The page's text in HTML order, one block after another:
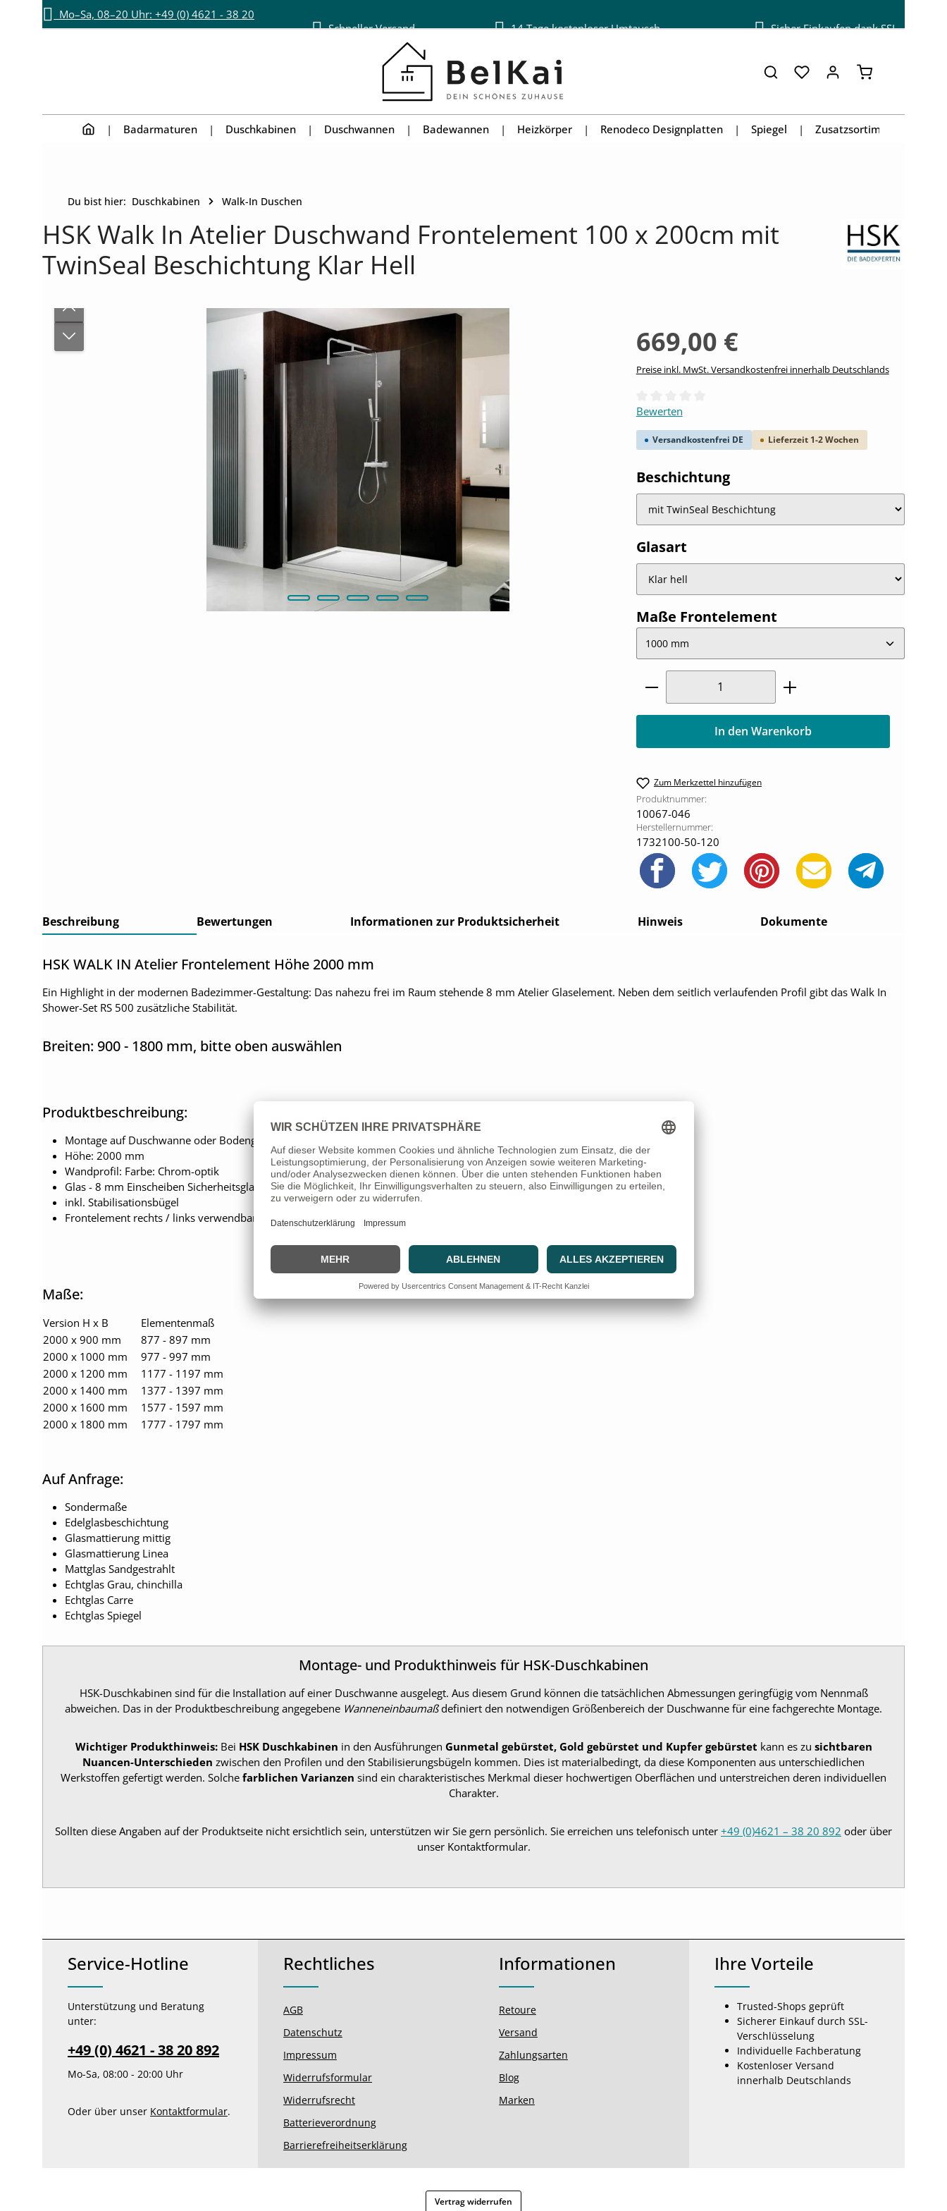
Zum Hauptinhalt springen
Zur Hauptnavigation springen
Mo–Sa, 08–20 Uhr: +49 (0) 4621 - 38 20
Schneller Versand 14 Tage kostenloser Umtausch Sicher Einkaufen dank SSL
Warenkorb
Badarmaturen Duschkabinen Duschwannen Badewannen Heizkörper Renodeco Designplatten Spiegel Zusatzsortiment
Du bist hier: Duschkabinen Walk-In Duschen
HSK Walk In Atelier Duschwand Frontelement 100 x 200cm mit
TwinSeal Beschichtung Klar Hell
669,00 €
Preise inkl. MwSt. Versandkostenfrei innerhalb Deutschlands
Durchschnittliche Bewertung von 0 von 5 Sternen
Bewerten
Versandkostenfrei DE Lieferzeit 1-2 Wochen
Beschichtungauswählen
Glasartauswählen
Maße Frontelementauswählen
Produkt Anzahl: Gib den
In den Warenkorb
Zum Merkzettel hinzufügen
Produktnummer:
10067-046
Herstellernummer:
1732100-50-120
Beschreibung Bewertungen Informationen zur Produktsicherheit Hinweis Dokumente
HSK WALK IN Atelier Frontelement Höhe 2000 mm
Ein Highlight in der modernen Badezimmer-Gestaltung: Das nahezu frei im Raum stehende 8 mm Atelier Glaselement. Neben dem seitlich verlaufenden Profil gibt das Walk In
Shower-Set RS 500 zusätzliche Stabilität.
Breiten: 900 - 1800 mm, bitte oben auswählen
Produktbeschreibung:
Montage auf Duschwanne oder Bodengleich
Höhe: 2000 mm
Wandprofil: Farbe: Chrom-optik
Glas - 8 mm Einscheiben Sicherheitsglas
inkl. Stabilisationsbügel
Frontelement rechts / links verwendbar
Maße:
Version H x B
Elementenmaß
2000 x 900 mm
877 - 897 mm
2000 x 1000 mm
977 - 997 mm
2000 x 1200 mm
1177 - 1197 mm
2000 x 1400 mm
1377 - 1397 mm
2000 x 1600 mm
1577 - 1597 mm
2000 x 1800 mm
1777 - 1797 mm
Auf Anfrage:
Sondermaße
Edelglasbeschichtung
Glasmattierung mittig
Glasmattierung Linea
Mattglas Sandgestrahlt
Echtglas Grau, chinchilla
Echtglas Carre
Echtglas Spiegel
Montage- und Produkthinweis für HSK-Duschkabinen
HSK-Duschkabinen sind für die Installation auf einer Duschwanne ausgelegt. Aus diesem Grund können die tatsächlichen Abmessungen geringfügig vom Nennmaß
abweichen. Das in der Produktbeschreibung angegebene Wanneneinbaumaßdefiniert den notwendigen Größenbereich der Duschwanne für eine fachgerechte Montage.
Wichtiger Produkthinweis:Bei HSK Duschkabinen in den Ausführungen Gunmetal gebürstet, Gold gebürstet und Kupfer gebürstet kann es zu sichtbaren
Nuancen-Unterschieden zwischen den Profilen und den Stabilisierungsbügeln kommen. Dies ist materialbedingt, da diese Komponenten aus unterschiedlichen
Werkstoffen gefertigt werden. Solche farblichen Varianzen sind ein charakteristisches Merkmal dieser hochwertigen Oberflächen und unterstreichen deren individuellen
Charakter.
Sollten diese Angaben auf der Produktseite nicht ersichtlich sein, unterstützen wir Sie gern persönlich. Sie erreichen uns telefonisch unter +49 (0)4621 – 38 20 892 oder über
unser Kontaktformular.
Service-Hotline
Unterstützung und Beratung
unter:
+49 (0) 4621 - 38 20 892
Mo-Sa, 08:00 - 20:00 Uhr
Oder über unser Kontaktformular.
Rechtliches
AGB
Datenschutz
Impressum
Widerrufsformular
Widerrufsrecht
Batterieverordnung
Barrierefreiheitserklärung
Informationen
Retoure
Versand
Zahlungsarten
Blog
Marken
Ihre Vorteile
Trusted-Shops geprüft
Sicherer Einkauf durch SSL-
Verschlüsselung
Individuelle Fachberatung
Kostenloser Versand
innerhalb Deutschlands
Vertrag widerrufen